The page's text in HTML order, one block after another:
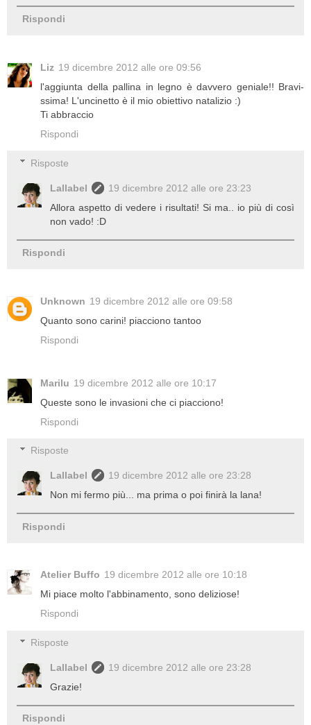
Rispondi
Liz 19 dicembre 2012 alle ore 09:56
l'aggiunta della pallina in legno è davvero geniale!! Bravi-
ssima! L'uncinetto è il mio obiettivo natalizio :)
Ti abbraccio
Rispondi
Risposte
Lallabel
19 dicembre 2012 alle ore 23:23
Allora aspetto di vedere i risultati! Si ma.. io più di così
non vado! :D
Rispondi
Unknown 19 dicembre 2012 alle ore 09:58
Quanto sono carini! piacciono tantoo
Rispondi
Marilu 19 dicembre 2012 alle ore 10:17
Queste sono le invasioni che ci piacciono!
Rispondi
Risposte
Lallabel
19 dicembre 2012 alle ore 23:28
Non mi fermo più... ma prima o poi finirà la lana!
Rispondi
Atelier Buffo 19 dicembre 2012 alle ore 10:18
Mi piace molto l'abbinamento, sono deliziose!
Rispondi
Risposte
Lallabel
19 dicembre 2012 alle ore 23:28
Grazie!
Rispondi